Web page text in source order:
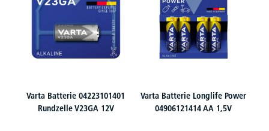
Varta Batterie 04223101401
Rundzelle V23GA 12V
Varta Batterie Longlife Power
04906121414 AA 1,5V